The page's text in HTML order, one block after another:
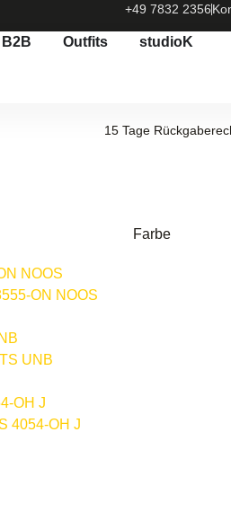
+49 7832 2356
B2B Outfits studioK
15 Tage
Farbe
ON NOOS
UNB
4054-OH J